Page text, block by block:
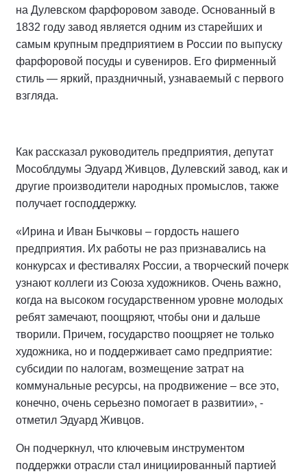
на Дулевском фарфоровом заводе. Основанный в
1832 году завод является одним из старейших и
самым крупным предприятием в России по выпуску
фарфоровой посуды и сувениров. Его фирменный
стиль — яркий, праздничный, узнаваемый с первого
взгляда.
Как рассказал руководитель предприятия, депутат
Мособлдумы Эдуард Живцов, Дулевский завод, как и
другие производители народных промыслов, также
получает господдержку.
«Ирина и Иван Бычковы – гордость нашего
предприятия. Их работы не раз признавались на
конкурсах и фестивалях России, а творческий почерк
узнают коллеги из Союза художников. Очень важно,
когда на высоком государственном уровне молодых
ребят замечают, поощряют, чтобы они и дальше
творили. Причем, государство поощряет не только
художника, но и поддерживает само предприятие:
субсидии по налогам, возмещение затрат на
коммунальные ресурсы, на продвижение – все это,
конечно, очень серьезно помогает в развитии», -
отметил Эдуард Живцов.
Он подчеркнул, что ключевым инструментом
поддержки отрасли стал инициированный партией